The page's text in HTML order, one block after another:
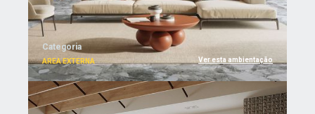
Categoria
AREA EXTERNA Ver esta ambientação